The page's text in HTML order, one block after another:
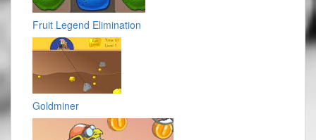
Fruit Legend Elimination
Goldminer